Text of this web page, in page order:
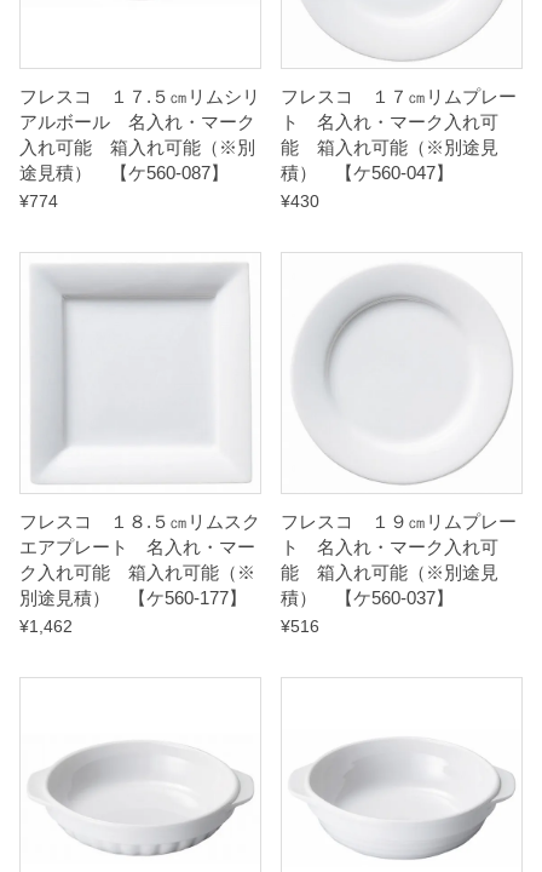
フレスコ １７.５㎝リムシリ
アルボール 名入れ・マーク
入れ可能 箱入れ可能（※別
途見積） 【ケ560-087】
¥774
フレスコ １７㎝リムプレー
ト 名入れ・マーク入れ可
能 箱入れ可能（※別途見
積） 【ケ560-047】
¥430
フレスコ １８.５㎝リムスク
エアプレート 名入れ・マー
ク入れ可能 箱入れ可能（※
別途見積） 【ケ560-177】
¥1,462
フレスコ １９㎝リムプレー
ト 名入れ・マーク入れ可
能 箱入れ可能（※別途見
積） 【ケ560-037】
¥516